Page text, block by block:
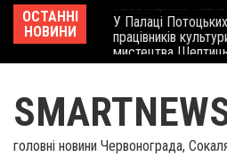
Skip
content
ОСТАННІ
НОВИНИ
У Палаці
працівників
мистецтва
головні новини Червонограда,